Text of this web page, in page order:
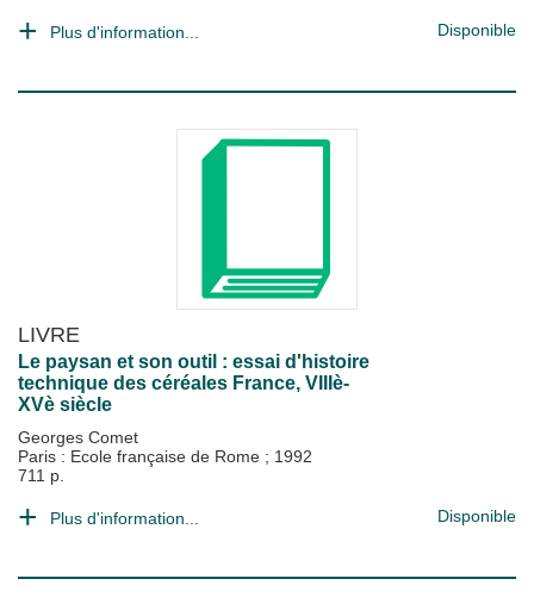
Plus d'information... Disponible
LIVRE
Le paysan et son outil : essai d'histoire
technique des céréales France, VIIIè-
XVè siècle
Georges Comet
Paris : Ecole française de Rome ; 1992
711 p.
Plus d'information... Disponible